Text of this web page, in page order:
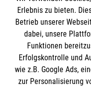
Informationen
Impressum
Datenschutz
Die Malteser
Erlebnis zu bieten.
Betrieb unserer
dabei, unsere
Funktionen
Erfolgskontrolle und
wie z.B. Google Ads,
zur Personalisierung